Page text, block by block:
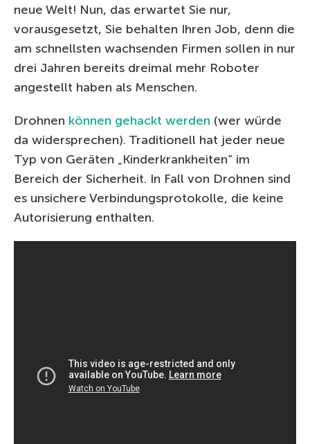
neue Welt! Nun, das erwartet Sie nur,
vorausgesetzt, Sie behalten Ihren Job, denn die
am schnellsten wachsenden Firmen sollen in nur
drei Jahren bereits dreimal mehr Roboter
angestellt haben als Menschen.
Drohnen können gehackt werden (wer würde
da widersprechen). Traditionell hat jeder neue
Typ von Geräten „Kinderkrankheiten“ im
Bereich der Sicherheit. In Fall von Drohnen sind
es unsichere Verbindungsprotokolle, die keine
Autorisierung enthalten.